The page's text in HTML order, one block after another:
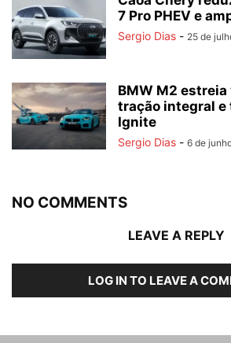
7 Pro PHEV e
Sergio Dias - 25 de
BMW M2 estreia
tração integral e
Ignite
Sergio Dias - 6 de
NO COMMENTS
LEAVE A REPLY
LOG IN TO LEAVE A